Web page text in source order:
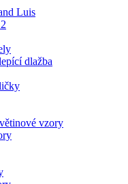
Luis
dlažba
vzory